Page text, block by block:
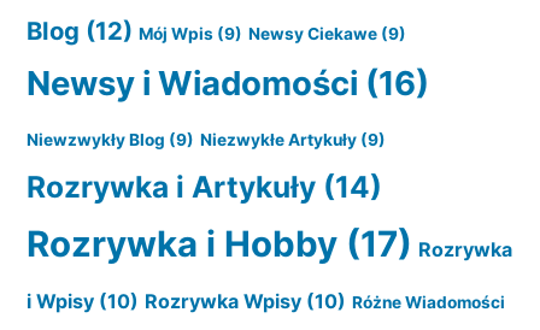
Blog (12) Mój Wpis (9) Newsy Ciekawe (9)
Newsy i Wiadomości (16)
Niewzwykły Blog (9) Niezwykłe Artykuły (9)
Rozrywka i Artykuły (14)
Rozrywka i Hobby (17) Rozrywka
i Wpisy (10) Rozrywka Wpisy (10) Różne Wiadomości